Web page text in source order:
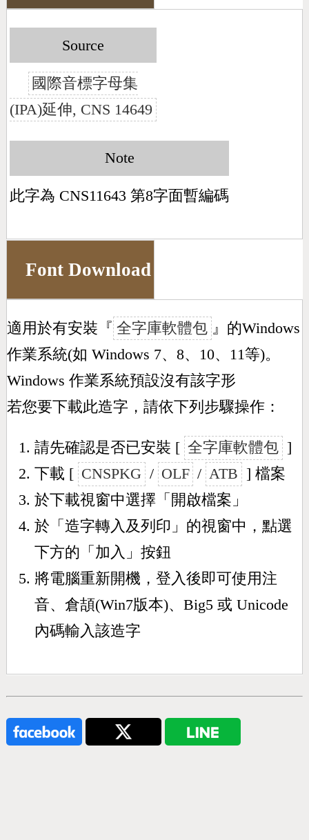
Source
國際音標字母集
(IPA)延伸, CNS 14649
Note
此字為 CNS11643 第8字面暫編碼
Font Download
適用於有安裝『 全字庫軟體包 』的Windows
作業系統(如 Windows 7、8、10、11等)。
Windows 作業系統預設沒有該字形
若您要下載此造字，請依下列步驟操作：
請先確認是否已安裝 [ 全字庫軟體包 ]
下載 [ CNSPKG / OLF / ATB ] 檔案
於下載視窗中選擇「開啟檔案」
於「造字轉入及列印」的視窗中，點選
下方的「加入」按鈕
將電腦重新開機，登入後即可使用注
音、倉頡(Win7版本)、Big5 或 Unicode
內碼輸入該造字